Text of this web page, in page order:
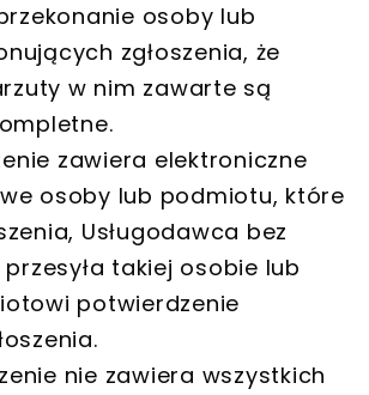
osoby lub
zgłoszenia, że
w nim zawarte są
zawiera elektroniczne
osoby lub podmiotu, które
Usługodawca bez
przesyła takiej osobie lub
potwierdzenie
nie zawiera wszystkich